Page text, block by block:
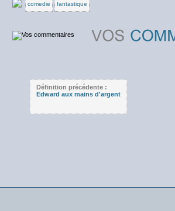
comedie fantastique
Définition précédente :
Edward aux mains d'argent